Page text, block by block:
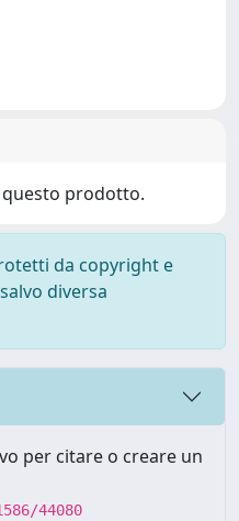
questo prodotto.
da copyright e
diversa
per citare o creare un
44080